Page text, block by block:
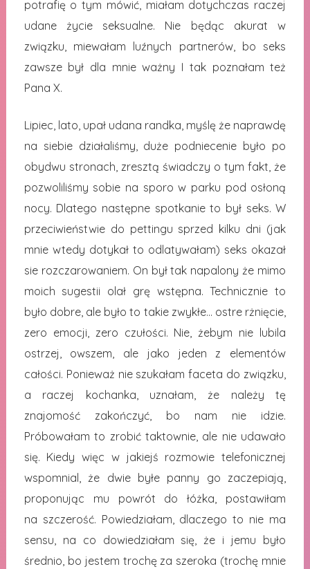
potrafię o tym mówić, miałam dotychczas raczej
udane życie seksualne. Nie będąc akurat w
związku, miewałam luźnych partnerów, bo seks
zawsze był dla mnie ważny I tak poznałam też
Pana X.
Lipiec, lato, upał udana randka, myślę że naprawdę
na siebie działaliśmy, duże podniecenie było po
obydwu stronach, zresztą świadczy o tym fakt, że
pozwoliliśmy sobie na sporo w parku pod osłoną
nocy. Dlatego następne spotkanie to był seks. W
przeciwieństwie do pettingu sprzed kilku dni (jak
mnie wtedy dotykał to odlatywałam) seks okazał
sie rozczarowaniem. On był tak napalony że mimo
moich sugestii olał grę wstępna. Technicznie to
było dobre, ale było to takie zwykłe… ostre rżnięcie,
zero emocji, zero czułości. Nie, żebym nie lubila
ostrzej, owszem, ale jako jeden z elementów
całości. Ponieważ nie szukałam faceta do związku,
a raczej kochanka, uznałam, że należy tę
znajomość zakończyć, bo nam nie idzie.
Próbowałam to zrobić taktownie, ale nie udawało
się. Kiedy więc w jakiejś rozmowie telefonicznej
wspomnial, że dwie byłe panny go zaczepiają,
proponując mu powrót do łóżka, postawiłam
na szczerość. Powiedziałam, dlaczego to nie ma
sensu, na co dowiedziałam się, że i jemu było
średnio, bo jestem trochę za szeroka (trochę mnie